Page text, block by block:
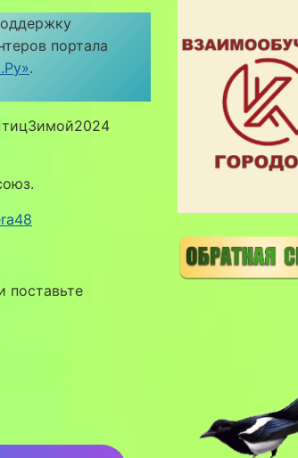
портала
.
поставьте